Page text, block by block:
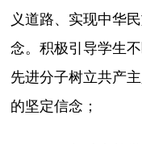
义道路、实现中华
念。积极引导学生
先进分子树立共产
的坚定信念；